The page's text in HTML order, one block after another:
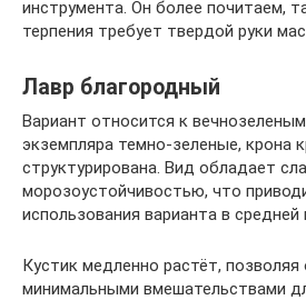
инструмента. Он более почитаем,
терпения требует твердой руки
Лавр благородный
Вариант относится к
экземпляра темно-зеленые, крона
структурирована. Вид обладает
морозоустойчивостью, что
использования варианта в средней
Кустик медленно растёт, позволяя
минимальными вмешательствами